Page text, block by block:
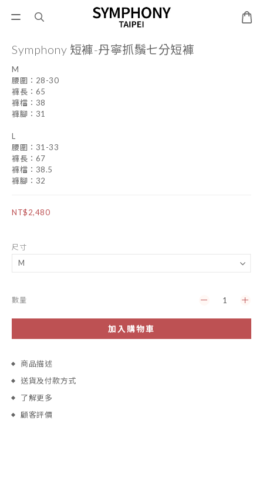
Symphony 短褲-丹寧抓鬚七分短褲
M
腰圍：28-30
褲長：65
褲檔：38
褲腳：31
L
腰圍：31-33
褲長：67
褲檔：38.5
褲腳：32
NT$2,480
尺寸
數量
加入購物車
商品描述
送貨及付款方式
了解更多
顧客評價